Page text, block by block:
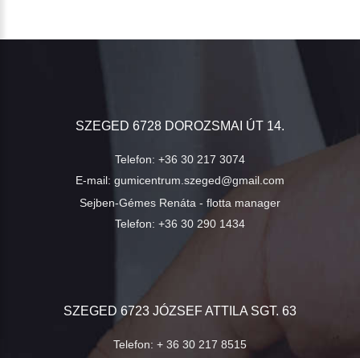
SZEGED 6728 DOROZSMAI ÚT 14.
Telefon: +36 30 217 3074
E-mail: gumicentrum.szeged@gmail.com
Sejben-Gémes Renáta - flotta manager
Telefon: +36 30 290 1434
SZEGED 6723 JÓZSEF ATTILA SGT. 63
Telefon: + 36 30 217 8515